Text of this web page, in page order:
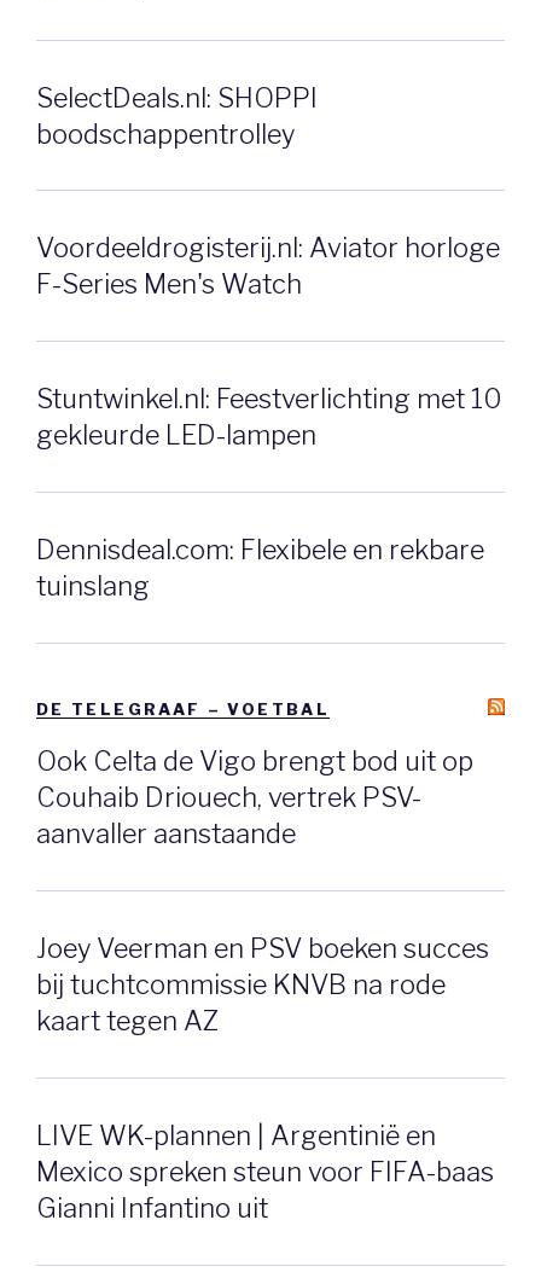
SelectDeals.nl: SHOPPI
boodschappentrolley
Voordeeldrogisterij.nl: Aviator horloge
F-Series Men's Watch
Stuntwinkel.nl: Feestverlichting met 10
gekleurde LED-lampen
Dennisdeal.com: Flexibele en rekbare
tuinslang
DE TELEGRAAF – VOETBAL
Ook Celta de Vigo brengt bod uit op
Couhaib Driouech, vertrek PSV-
aanvaller aanstaande
Joey Veerman en PSV boeken succes
bij tuchtcommissie KNVB na rode
kaart tegen AZ
LIVE WK-plannen | Argentinië en
Mexico spreken steun voor FIFA-baas
Gianni Infantino uit